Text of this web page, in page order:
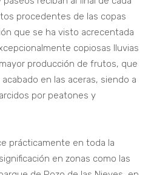
procedentes de las copas
que se ha visto acrecentada
copiosas lluvias
producción de frutos, que
en las aceras, siendo a
por peatones y
prácticamente en toda la
en zonas como las